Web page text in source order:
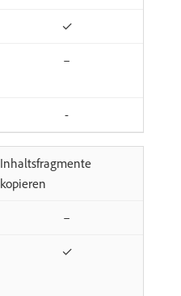
✓
–
-
Inhaltsfragmente
kopieren
–
✓